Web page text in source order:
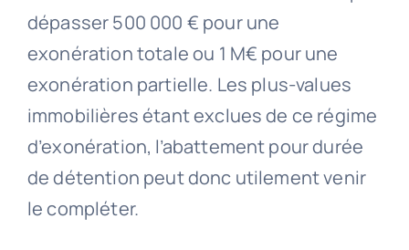
dépasser 500 000 € pour une
exonération totale ou 1 M€ pour une
exonération partielle. Les plus-values
immobilières étant exclues de ce régime
d’exonération, l’abattement pour durée
de détention peut donc utilement venir
le compléter.